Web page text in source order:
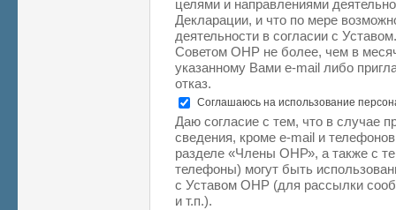
целями и направлениями
Декларации, и что по мере
деятельности в согласии с
Советом ОНР не более, чем в
указанному Вами e-mail либо
отказ.
Соглашаюсь на использование
Даю согласие с тем, что в случае
сведения, кроме e-mail и
разделе «Члены ОНР», а также с
телефоны) могут быть
с Уставом ОНР (для рассылки
и т.п.).